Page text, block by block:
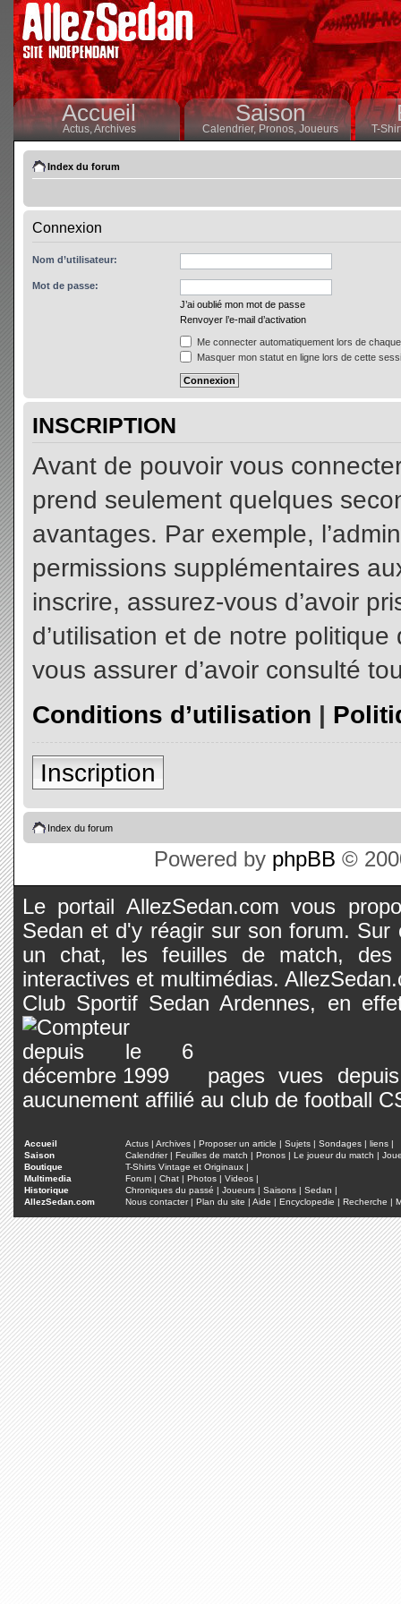
Accueil
Actus,Archives
Saison
Calendrier,Pronos, Joueurs T-
Index du forum
Connexion
Nom d’utilisateur:
Mot de passe:
J’ai oublié mon mot de passe
Renvoyer l’e-mail d’activation
Me connecter automatiquement lors de
Masquer mon statut en ligne lors de cette
INSCRIPTION
Avant de pouvoir vous
prend seulement quelques
avantages. Par exemple,
permissions supplémentaires
inscrire, assurez-vous d’avoir
d’utilisation et de notre
vous assurer d’avoir consulté
Conditions d’utilisation |
Inscription
Index du forum
Powered by phpBB ©
Le portail AllezSedan.com vous
Sedan et d'y réagir sur son forum.
un chat, les feuilles de match, des
interactives et multimédias.
Club Sportif Sedan Ardennes, en
pages vues
aucunement affilié au club de football
Accueil Actus | Archives | Proposer un article | Sujets | Sondages | liens |
Saison
Calendrier| Feuilles de match | Pronos | Le joueur du match |
Boutique
T-Shirts Vintage et Originaux |
Multimedia
Forum | Chat | Photos | Videos |
Historique
Chroniques du passé | Joueurs | Saisons | Sedan |
AllezSedan.com
Nous contacter| Plan du site | Aide | Encyclopedie | Recherche |